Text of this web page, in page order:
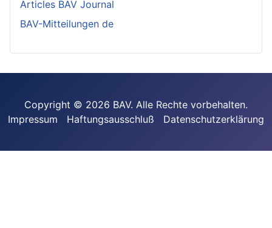
Articles BAV Journal
BAV-Mitteilungen de
Copyright © 2026 BAV. Alle Rechte vorbehalten.
Impressum
Haftungsausschluß Datenschutzerklärung